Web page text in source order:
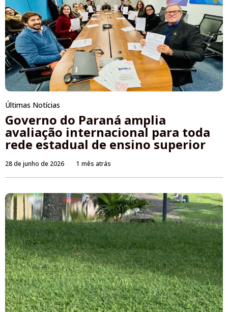
Últimas Notícias
Governo do Paraná amplia
avaliação internacional para toda
rede estadual de ensino superior
28 de junho de 2026 1 mês atrás